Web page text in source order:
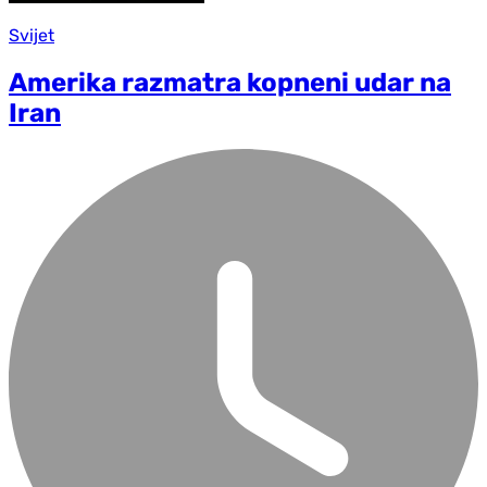
Svijet
Amerika razmatra kopneni udar na
Iran